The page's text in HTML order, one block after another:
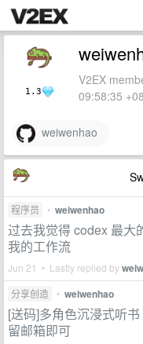
1.3
V2EX
09:58:35
weiwenhao
程序员 • weiwenhao
过去我觉得 codex 最大
我的工作流
Jun 21 • Lastly replied by
分享创造 • weiwenhao
[送码]多角色沉浸式听
留邮箱即可